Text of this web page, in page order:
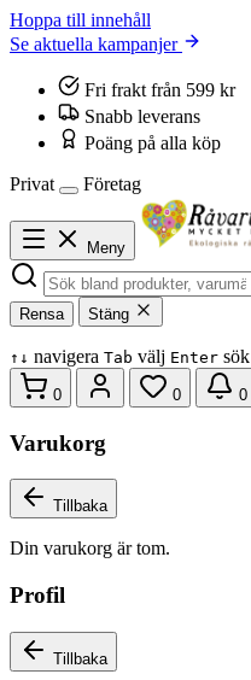
Hoppa till innehåll
Se aktuella kampanjer
Fri frakt från 599 kr
Snabb leverans
Poäng på alla köp
Privat
Företag
Meny
Rensa Stäng
↑ ↓ navigera Tab välj Enter sök
0 0 0
Varukorg
Tillbaka
Din varukorg är tom.
Profil
Tillbaka